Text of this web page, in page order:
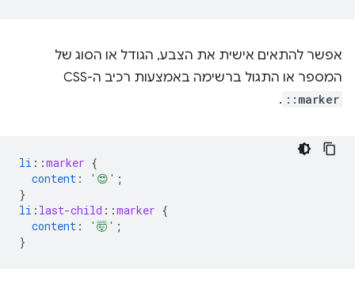
אפשר להתאים אישית את הצבע, הגודל או הסוג של
המספר או התגול ברשימה באמצעות רכיב ה-CSS
::marker
.
li ::marker {
content : '😍' ;
}
li : last-child ::marker {
content : '🤯' ;
}